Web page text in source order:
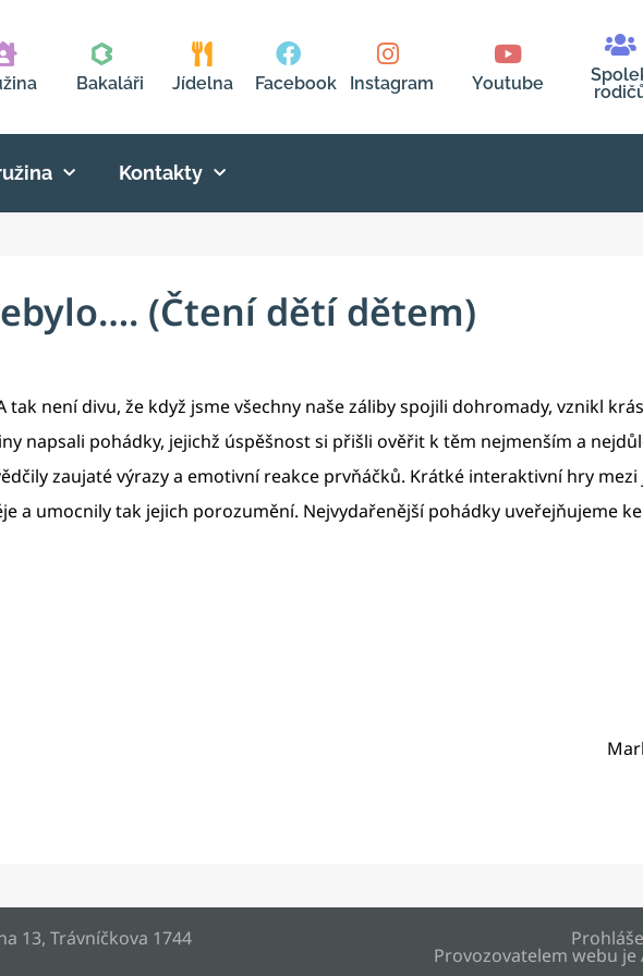
Bakaláři Jídelna Facebook Instagram Youtube
Kontakty
(Čtení dětí dětem)
tak není divu, že když jsme všechny naše záliby spojili dohromady, vznikl
napsali pohádky, jejichž úspěšnost si přišli ověřit k těm nejmenším a
zaujaté výrazy a emotivní reakce prvňáčků. Krátké interaktivní hry
a umocnily tak jejich porozumění. Nejvydařenější pohádky uveřejňujeme
Markéta
13, Trávníčkova 1744
Provozovatelem webu je